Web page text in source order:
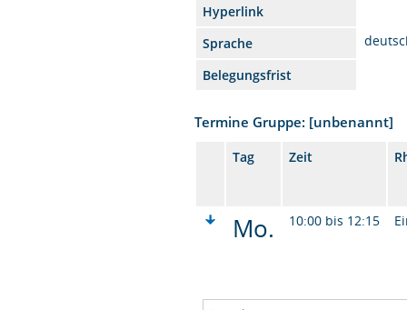
Hyperlink
Sprache
Belegungsfrist
Termine Gruppe: [unbenannt]
Tag Zeit
Mo. 10:00 bis 12:15